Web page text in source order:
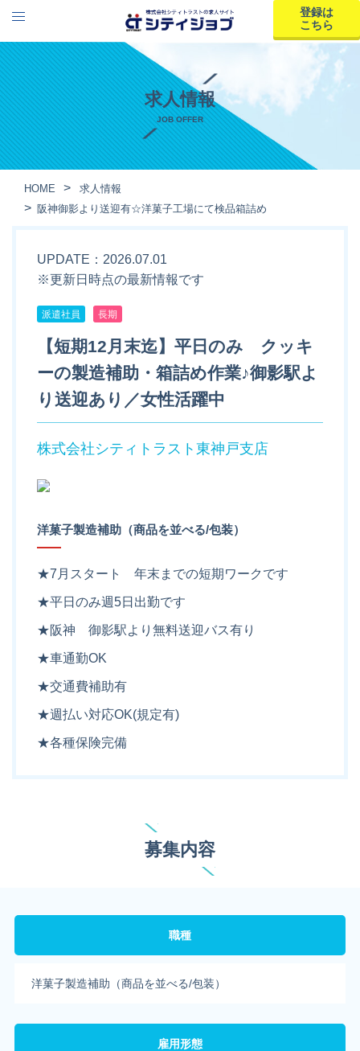
登録は
こちら
求人情報
JOB OFFER
HOME
求人情報
阪神御影より送迎有☆洋菓子工場にて検品箱詰め
UPDATE：2026.07.01
※更新日時点の最新情報です
派遣社員 長期
【短期12月末迄】平日のみ クッキ
ーの製造補助・箱詰め作業♪御影駅よ
り送迎あり／女性活躍中
株式会社シティトラスト東神戸支店
洋菓子製造補助（商品を並べる/包装）
★7月スタート 年末までの短期ワークです
★平日のみ週5日出勤です
★阪神 御影駅より無料送迎バス有り
★車通勤OK
★交通費補助有
★週払い対応OK(規定有)
★各種保険完備
募集内容
職種
洋菓子製造補助（商品を並べる/包装）
雇用形態